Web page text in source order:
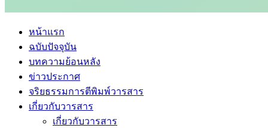
หน้าแรก
ฉบับปัจจุบัน
บทความย้อนหลัง
ข่าวประกาศ
จริยธรรมการตีพิมพ์วารสาร
เกี่ยวกับวารสาร
เกี่ยวกับวารสาร